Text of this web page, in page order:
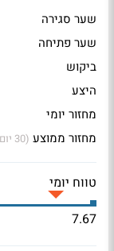
שער סגירה
שער פתיחה
ביקוש
היצע
מחזור יומי
מחזור ממוצע (30 יום)
טווח יומי
7.67